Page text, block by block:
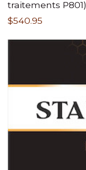
traitements P801)
$540.95